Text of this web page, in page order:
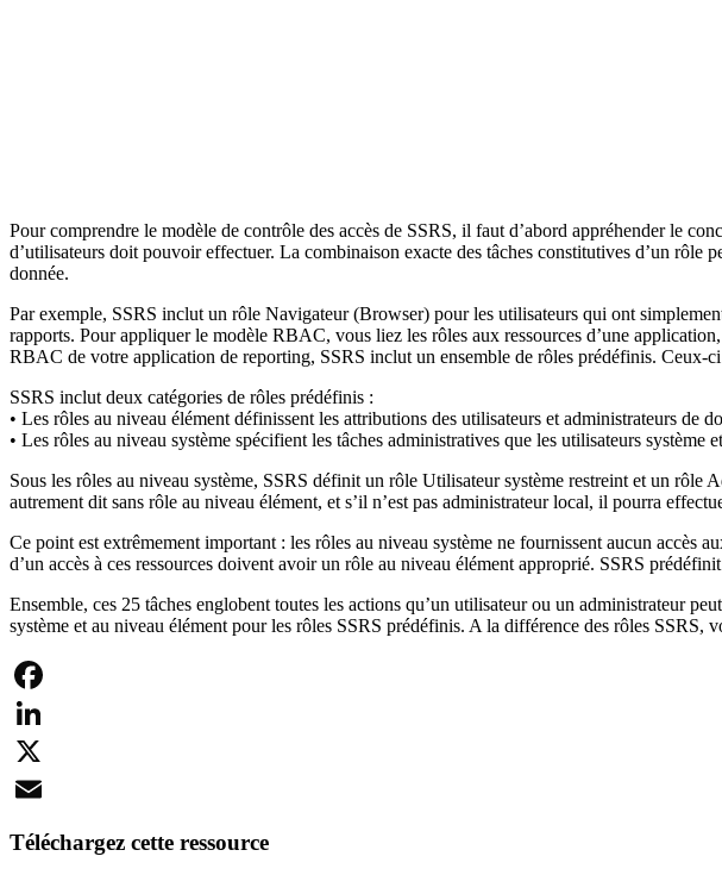
Pour comprendre le modèle de contrôle des accès de SSRS, il faut d’abord appréhender le
d’utilisateurs doit pouvoir effectuer. La combinaison exacte des tâches constitutives d’un
donnée.
Par exemple, SSRS inclut un rôle Navigateur (Browser) pour les utilisateurs qui ont
rapports. Pour appliquer le modèle RBAC, vous liez les rôles aux ressources d’une
RBAC de votre application de reporting, SSRS inclut un ensemble de rôles prédéfinis. Ceux-
SSRS inclut deux catégories de rôles prédéfinis :
• Les rôles au niveau élément définissent les attributions des utilisateurs et administrateurs de
• Les rôles au niveau système spécifient les tâches administratives que les utilisateurs
Sous les rôles au niveau système, SSRS définit un rôle Utilisateur système restreint et un
autrement dit sans rôle au niveau élément, et s’il n’est pas administrateur local, il pourra
Ce point est extrêmement important : les rôles au niveau système ne fournissent aucun accès
d’un accès à ces ressources doivent avoir un rôle au niveau élément approprié. SSRS
Ensemble, ces 25 tâches englobent toutes les actions qu’un utilisateur ou un administrateur
système et au niveau élément pour les rôles SSRS prédéfinis. A la différence des rôles SSRS,
Facebook
LinkedIn
X
Téléchargez cette ressource